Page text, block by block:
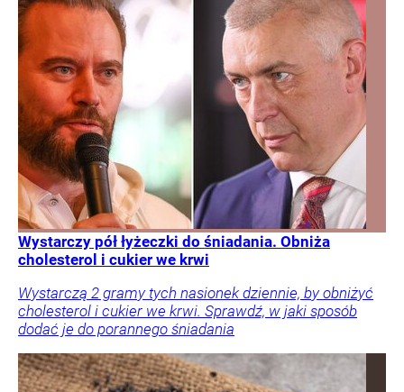
Wystarczy pół łyżeczki do śniadania. Obniża
cholesterol i cukier we krwi
Wystarczą 2 gramy tych nasionek dziennie, by obniżyć
cholesterol i cukier we krwi. Sprawdź, w jaki sposób
dodać je do porannego śniadania